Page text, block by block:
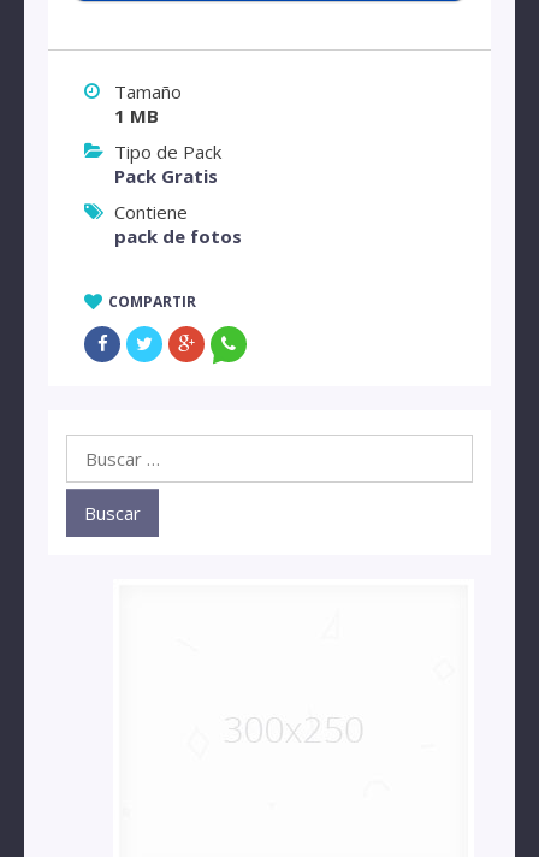
Tamaño
1 MB
Tipo de Pack
Pack Gratis
Contiene
pack de fotos
COMPARTIR